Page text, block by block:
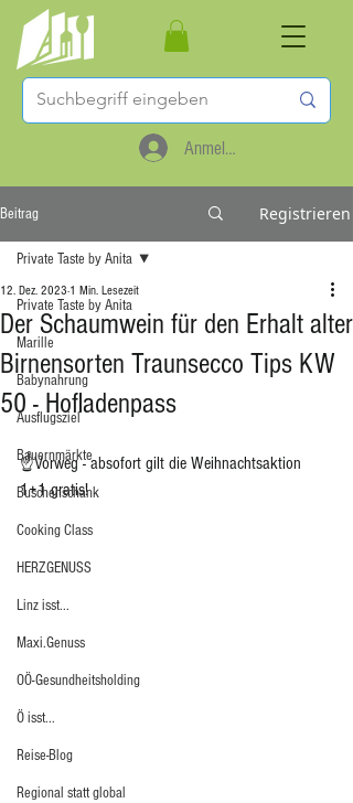
Anmelden
Beitrag Registrieren
Private Taste by Anita
Marille
Babynahrung
Ausflugsziel
Bauernmärkte
Buschenschank
Cooking Class
HERZGENUSS
Linz isst...
Maxi.Genuss
OÖ-Gesundheitsholding
Ö isst...
Reise-Blog
Regional statt global
Private Taste by Anita
Der Schaumwein für den Erhalt alter
Birnensorten Traunsecco Tips KW
50 - Hofladenpass
12. Dez. 2023 1 Min. Lesezeit
☝️Vorweg - absofort gilt die Weihnachtsaktion
1+1 gratis!